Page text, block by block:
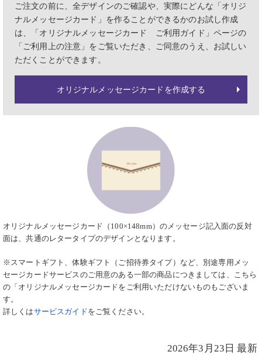
ご注文の前に、全デザインのご確認や、実際にどんな「オリジ
ナルメッセージカード」を作ることができるかのお試し作成
は、「オリジナルメッセージカード ご利用ガイド」ページの
「ご利用上の注意」をご覧いただき、ご同意のうえ、お試しい
ただくことができます。
オリジナルメッセージカードを作成する
オリジナルメッセージカード（100×148mm）のメッセージ記入面の反対
面は、共通のレタータイプのデザインとなります。
※スマートギフト、体験ギフト（ご招待券タイプ）など、別途専用メッ
セージカードサービスのご用意のある一部の商品につきましては、こちら
の「オリジナルメッセージカードをご利用いただけないものもございま
す。
詳しくはサービスガイドをご覧ください。
2026年3月23日 最新